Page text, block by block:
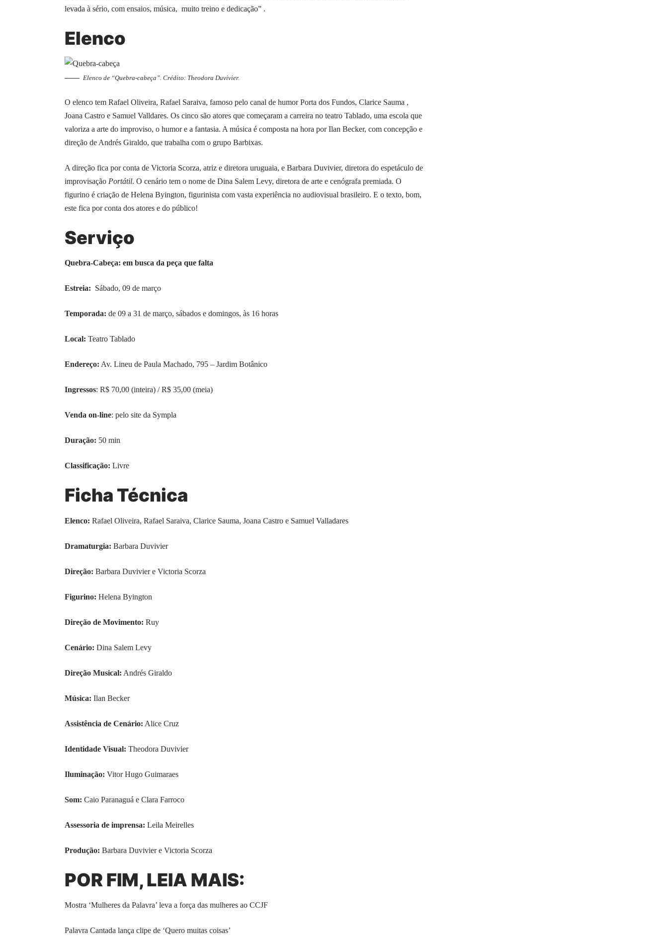
levada à sério, com ensaios, música, muito treino e dedicação” .
Elenco
Elenco de “Quebra-cabeça”. Crédito: Theodora Duvivier.
O elenco tem Rafael Oliveira, Rafael Saraiva, famoso pelo canal de humor Porta dos Fundos, Clarice Sauma ,
Joana Castro e Samuel Valldares. Os cinco são atores que começaram a carreira no teatro Tablado, uma escola que
valoriza a arte do improviso, o humor e a fantasia. A música é composta na hora por Ilan Becker, com concepção e
direção de Andrés Giraldo, que trabalha com o grupo Barbixas.
A direção fica por conta de Victoria Scorza, atriz e diretora uruguaia, e Barbara Duvivier, diretora do espetáculo de
improvisação Portátil. O cenário tem o nome de Dina Salem Levy, diretora de arte e cenógrafa premiada. O
figurino é criação de Helena Byington, figurinista com vasta experiência no audiovisual brasileiro. E o texto, bom,
este fica por conta dos atores e do público!
Serviço
Quebra-Cabeça: em busca da peça que falta
Estreia: Sábado, 09 de março
Temporada: de 09 a 31 de março, sábados e domingos, às 16 horas
Local: Teatro Tablado
Endereço: Av. Lineu de Paula Machado, 795 – Jardim Botânico
Ingressos: R$ 70,00 (inteira) / R$ 35,00 (meia)
Venda on-line: pelo site da Sympla
Duração: 50 min
Classificação: Livre
Ficha Técnica
Elenco: Rafael Oliveira, Rafael Saraiva, Clarice Sauma, Joana Castro e Samuel Valladares
Dramaturgia: Barbara Duvivier
Direção: Barbara Duvivier e Victoria Scorza
Figurino: Helena Byington
Direção de Movimento: Ruy
Cenário: Dina Salem Levy
Direção Musical: Andrés Giraldo
Música: Ilan Becker
Assistência de Cenário: Alice Cruz
Identidade Visual: Theodora Duvivier
Iluminação: Vitor Hugo Guimaraes
Som: Caio Paranaguá e Clara Farroco
Assessoria de imprensa: Leila Meirelles
Produção: Barbara Duvivier e Victoria Scorza
POR FIM, LEIA MAIS:
Mostra ‘Mulheres da Palavra’ leva a força das mulheres ao CCJF
Palavra Cantada lança clipe de ‘Quero muitas coisas’